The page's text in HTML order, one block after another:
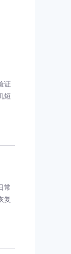
证
短
常
复